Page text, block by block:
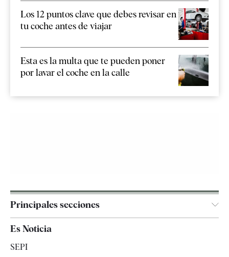
Los 12 puntos clave que debes revisar en
tu coche antes de viajar
Esta es la multa que te pueden poner
por lavar el coche en la calle
Principales secciones
España
Es Noticia
SEPI